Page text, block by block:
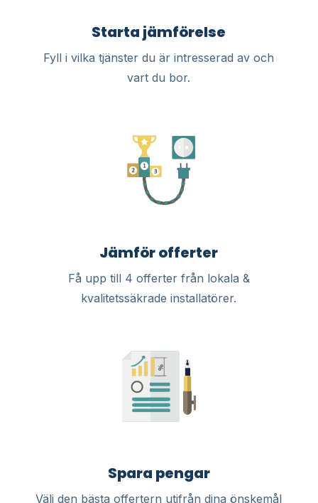
Starta jämförelse
Fyll i vilka tjänster du är intresserad av och
vart du bor.
Jämför offerter
Få upp till 4 offerter från lokala &
kvalitetssäkrade installatörer.
Spara pengar
Välj den bästa offertern utifrån dina önskemål